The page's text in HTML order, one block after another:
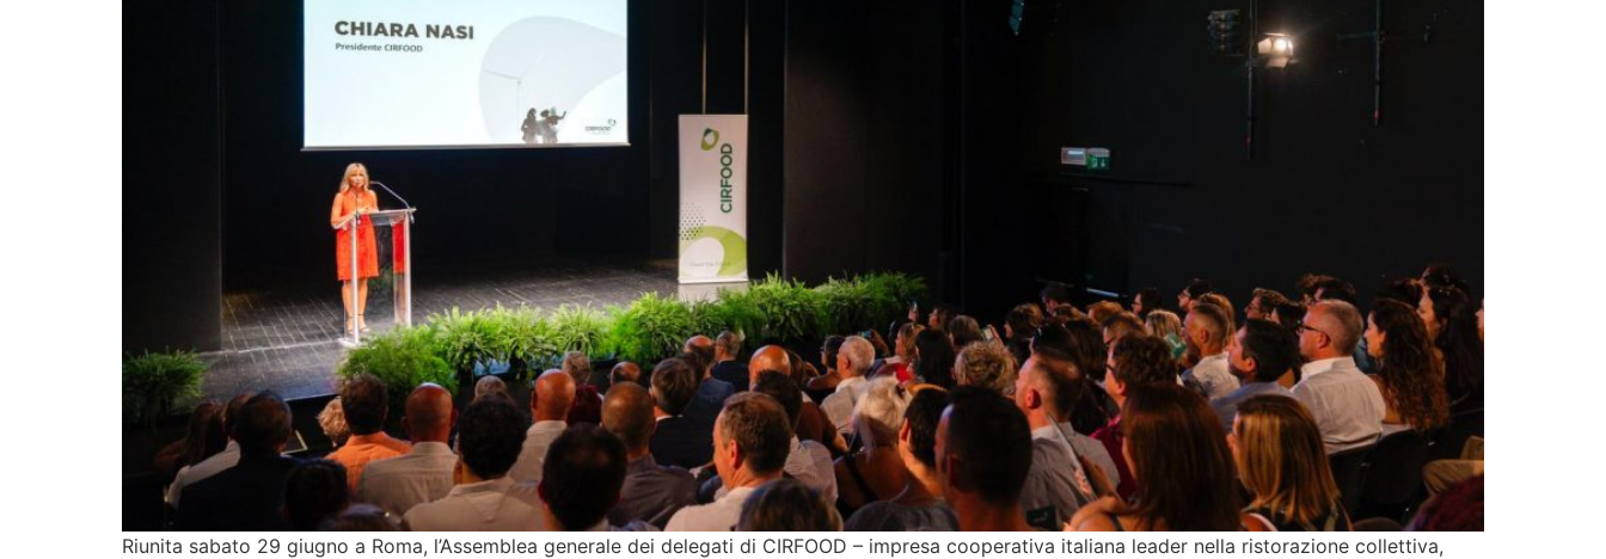
Riunita sabato 29 giugno a Roma, l’Assemblea generale dei delegati di CIRFOOD – impresa cooperativa italiana leader nella ristorazione collettiva,